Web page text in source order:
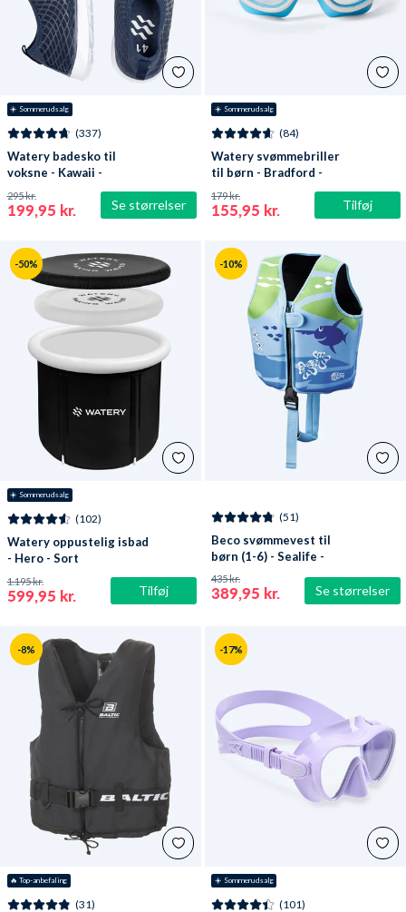
☀️ Sommerudsalg
Se størrelser
(337)
Watery badesko til
voksne - Kawaii -
Mørkeblå
199,95 kr.
295 kr.
☀️ Sommerudsalg
Tilføj
(84)
Watery svømmebriller
til børn - Bradford -
Blå/hvid
155,95 kr.
179 kr.
-50%
☀️ Sommerudsalg
Tilføj
(102)
Watery oppustelig isbad
- Hero - Sort
599,95 kr.
1.195 kr.
-10%
Se størrelser
(51)
Beco svømmevest til
børn (1-6) - Sealife -
Lyseblå/grøn
389,95 kr.
435 kr.
-8%
🔥 Top-anbefaling
(31)
-17%
☀️ Sommerudsalg
(101)